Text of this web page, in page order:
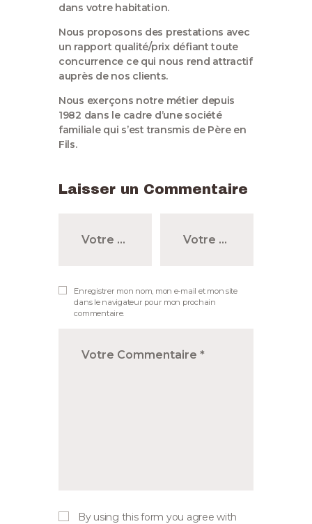
dans votre habitation.
Nous proposons des prestations avec
un rapport qualité/prix défiant toute
concurrence ce qui nous rend attractif
auprès de nos clients.
Nous exerçons notre métier depuis
1982 dans le cadre d’une société
familiale qui s’est transmis de Père en
Fils.
Laisser un Commentaire
Enregistrer mon nom, mon e-mail et mon site
dans le navigateur pour mon prochain
commentaire.
By using this form you agree with